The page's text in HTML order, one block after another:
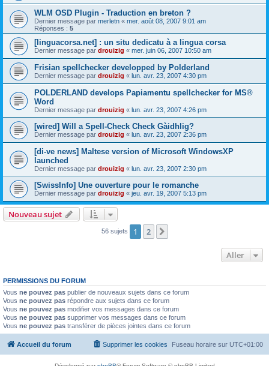
WLM OSD Plugin - Traduction en breton ?
Dernier message par merletn « mer. août 08, 2007 9:01 am
Réponses : 5
[linguacorsa.net] : un situ dedicatu à a lingua corsa
Dernier message par drouizig « mer. juin 06, 2007 10:50 am
Frisian spellchecker developped by Polderland
Dernier message par drouizig « lun. avr. 23, 2007 4:30 pm
POLDERLAND develops Papiamentu spellchecker for MS®
Word
Dernier message par drouizig « lun. avr. 23, 2007 4:26 pm
[wired] Will a Spell-Check Check Gàidhlig?
Dernier message par drouizig « lun. avr. 23, 2007 2:36 pm
[di-ve news] Maltese version of Microsoft WindowsXP
launched
Dernier message par drouizig « lun. avr. 23, 2007 2:30 pm
[SwissInfo] Une ouverture pour le romanche
Dernier message par drouizig « jeu. avr. 19, 2007 5:13 pm
Nouveau sujet
56 sujets 1 2
Aller
PERMISSIONS DU FORUM
Vous ne pouvez pas publier de nouveaux sujets dans ce forum
Vous ne pouvez pas répondre aux sujets dans ce forum
Vous ne pouvez pas modifier vos messages dans ce forum
Vous ne pouvez pas supprimer vos messages dans ce forum
Vous ne pouvez pas transférer de pièces jointes dans ce forum
Accueil du forum Fuseau horaire sur UTC+01:00
Supprimer les cookies